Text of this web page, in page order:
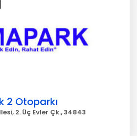
2 Otoparkı
2. Üç Evler Çk., 34843